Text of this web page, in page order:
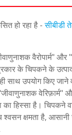
हो रहा है -सीबीडी
वैरोपार्म"
के चिपकने के
साथ उपयोग किए
हिस्सा है। चिपकने
श्वसन क्षमता है,